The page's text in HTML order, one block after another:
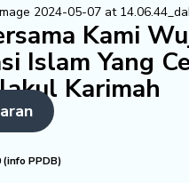
Kami
Islam Yang
Karimah
PPDB)